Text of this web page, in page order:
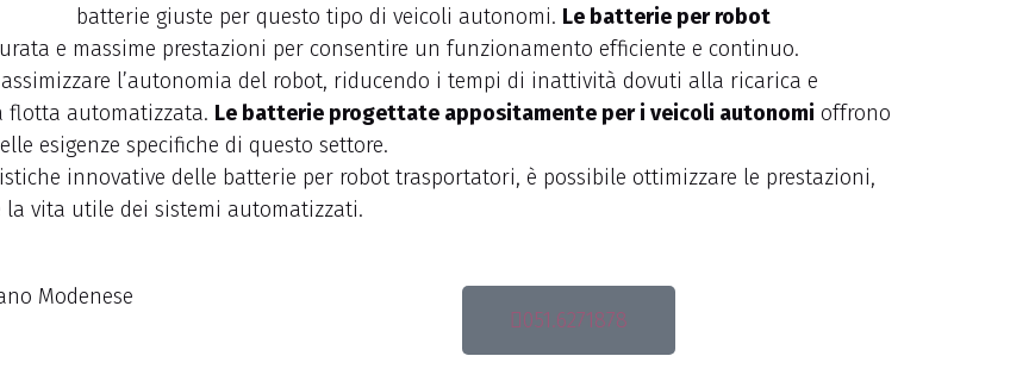
batterie giuste per questo tipo di veicoli autonomi. Le batterie per robot
e massime prestazioni per consentire un funzionamento efficiente e continuo.
l’autonomia del robot, riducendo i tempi di inattività dovuti alla ricarica e
flotta automatizzata. Le batterie progettate appositamente per i veicoli autonomi offrono
esigenze specifiche di questo settore.
innovative delle batterie per robot trasportatori, è possibile ottimizzare le prestazioni,
la vita utile dei sistemi automatizzati.
Modenese
051.6271878